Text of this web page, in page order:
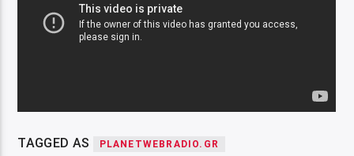
TAGGED AS PLANETWEBRADIO.GR